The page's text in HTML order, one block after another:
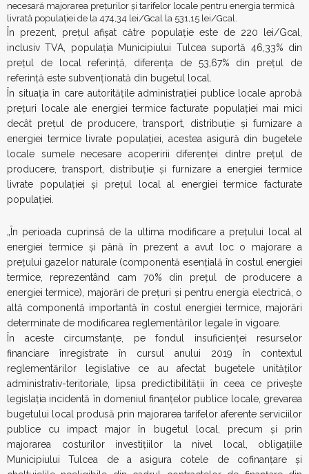
necesară majorarea prețurilor și tarifelor locale pentru energia termică
livrată populației de la 474,34 lei/Gcal la 531,15 lei/Gcal.
În prezent, prețul afișat către populație este de 220 lei/Gcal,
inclusiv TVA, populația Municipiului Tulcea suportă 46,33% din
prețul de local referință, diferența de 53,67% din prețul de
referință este subvenționată din bugetul local.
În situația în care autoritățile administrației publice locale aprobă
prețuri locale ale energiei termice facturate populației mai mici
decât prețul de producere, transport, distribuție și furnizare a
energiei termice livrate populației, acestea asigură din bugetele
locale sumele necesare acoperirii diferenței dintre prețul de
producere, transport, distribuție și furnizare a energiei termice
livrate populației și prețul local al energiei termice facturate
populației.
„În perioada cuprinsă de la ultima modificare a prețului local al
energiei termice și până în prezent a avut loc o majorare a
prețului gazelor naturale (componentă esențială în costul energiei
termice, reprezentând cam 70% din prețul de producere a
energiei termice), majorări de prețuri și pentru energia electrică, o
altă componentă importantă în costul energiei termice, majorări
determinate de modificarea reglementărilor legale în vigoare.
În aceste circumstanțe, pe fondul insuficienței resurselor
financiare înregistrate în cursul anului 2019 în contextul
reglementărilor legislative ce au afectat bugetele unităților
administrativ-teritoriale, lipsa predictibilității în ceea ce privește
legislația incidentă în domeniul finanțelor publice locale, grevarea
bugetului local produsă prin majorarea tarifelor aferente serviciilor
publice cu impact major în bugetul local, precum și prin
majorarea costurilor investițiilor la nivel local, obligațiile
Municipiului Tulcea de a asigura cotele de cofinanțare și